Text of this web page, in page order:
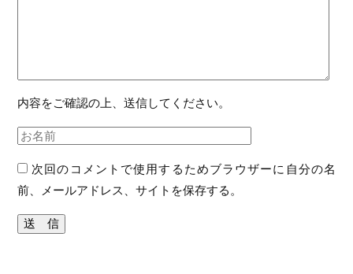
内容をご確認の上、送信してください。
次回のコメントで使用するためブラウザーに自分の名
前、メールアドレス、サイトを保存する。